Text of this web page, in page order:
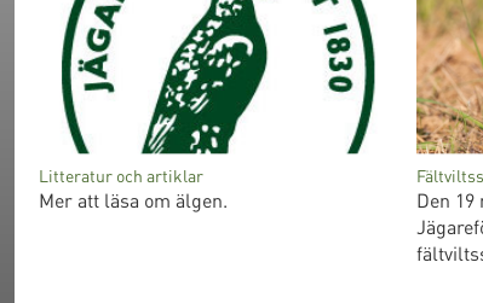
Litteratur och artiklar
Mer att läsa om älgen.
Den